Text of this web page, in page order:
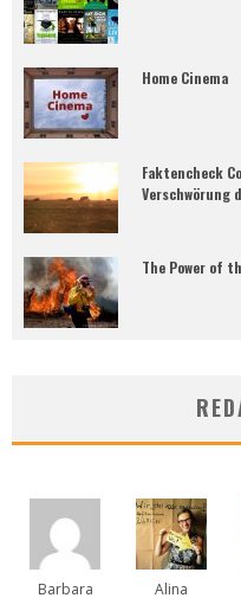
Home Cinema
Faktencheck
Verschwörung
The Power of
Barbara Alina